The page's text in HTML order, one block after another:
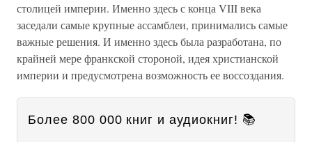
столицей империи. Именно здесь с конца VIII века
заседали самые крупные ассамблеи, принимались самые
важные решения. И именно здесь была разработана, по
крайней мере франкской стороной, идея христианской
империи и предусмотрена возможность ее воссоздания.
Более 800 000 книг и аудиокниг! 📚